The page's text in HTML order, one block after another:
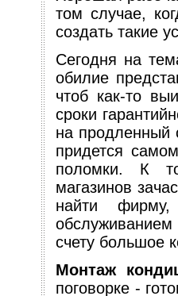
том случае,
создать такие
Сегодня на
обилие
чтоб как-то
сроки
на продленный
придется
поломки. К
магазинов
найти фирму,
обслуживанием
счету большое
Монтаж
поговорке -